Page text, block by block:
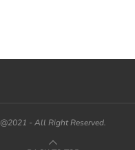
@2021 - All Right Reserved.